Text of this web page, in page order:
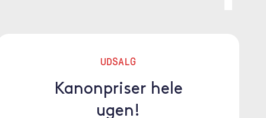
UDSALG
Kanonpriser hele
ugen!